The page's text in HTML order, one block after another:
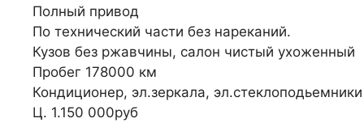
Полный привод
По технический части без нареканий.
Кузов без ржавчины, салон чистый ухоженный
Пробег 178000 км
Кондиционер, эл.зеркала, эл.стеклоподьемники
Ц. 1.150 000руб